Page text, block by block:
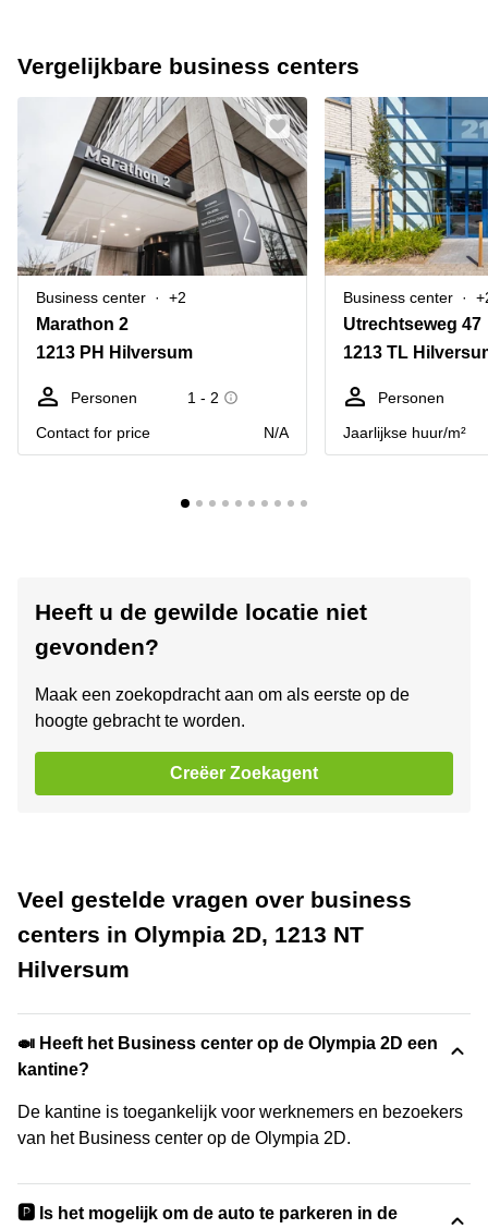
Vergelijkbare business centers
Business center +2
Marathon 2
1213 PH Hilversum
Personen
1 - 2
Contact for price
N/A
Business center
Utrechtseweg 47
1213 TL
Personen
Jaarlijkse huur/m²
Heeft u de gewilde locatie niet
gevonden?
Maak een zoekopdracht aan om als eerste op de
hoogte gebracht te worden.
Creëer Zoekagent
Veel gestelde vragen over business
centers in Olympia 2D, 1213 NT
Hilversum
🍛 Heeft het Business center op de Olympia 2D een
kantine?
De kantine is toegankelijk voor werknemers en bezoekers
van het Business center op de Olympia 2D.
🅿️ Is het mogelijk om de auto te parkeren in de